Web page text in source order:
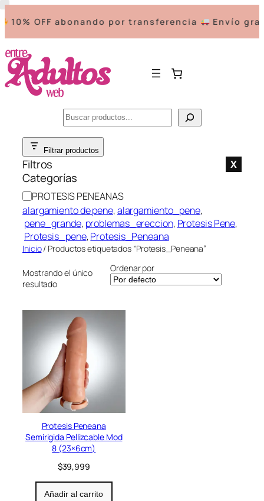
10% OFF abonando por transferencia Envío
Buscar
Saltar
contenido
Filtrar productos
Filtros X
Categorías
C
a
t
e
g
r
í
PROTESIS PENEANAS
alargamiento de pene, alargamiento_pene,
pene_grande, problemas_ereccion, Protesis Pene,
Protesis_pene, Protesis_Peneana
Inicio/ Productos etiquetados “Protesis_Peneana”
Mostrando el único
resultado
Ordenar por
Protesis Peneana
Semirigida Pellizcable Mod
8 (23×6cm)
$39,999
Añadir al carrito